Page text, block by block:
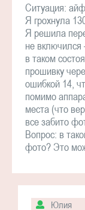
Ситуация:
Я грохнула
Я решила
не включился
в таком
прошивку
ошибкой 14,
помимо
места (что
все забито
Вопрос: в
фото? Это
Юлия